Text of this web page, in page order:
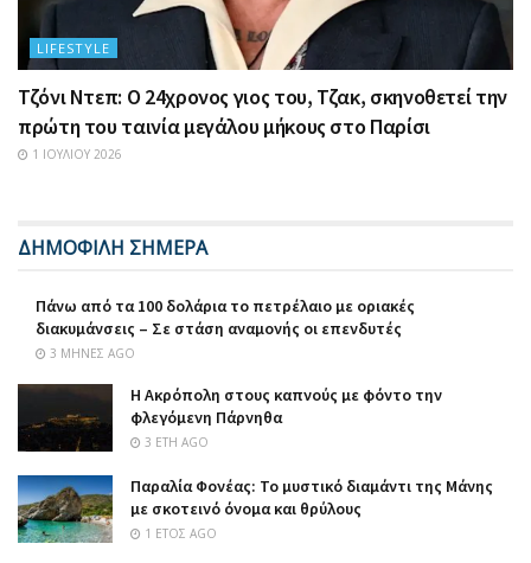
LIFESTYLE
Τζόνι Ντεπ: Ο 24χρονος γιος του, Τζακ, σκηνοθετεί την
πρώτη του ταινία μεγάλου μήκους στο Παρίσι
1 ΙΟΥΛΊΟΥ 2026
ΔΗΜΟΦΙΛΗ ΣΗΜΕΡΑ
Πάνω από τα 100 δολάρια το πετρέλαιο με οριακές
διακυμάνσεις – Σε στάση αναμονής οι επενδυτές
3 ΜΉΝΕΣ AGO
Η Ακρόπολη στους καπνούς με φόντο την
φλεγόμενη Πάρνηθα
3 ΈΤΗ AGO
Παραλία Φονέας: Το μυστικό διαμάντι της Μάνης
με σκοτεινό όνομα και θρύλους
1 ΈΤΟΣ AGO